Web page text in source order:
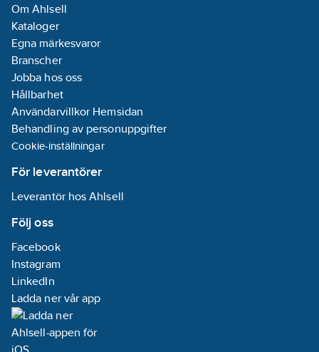
Om Ahlsell
Kataloger
Egna märkesvaror
Branscher
Jobba hos oss
Hållbarhet
Användarvillkor Hemsidan
Behandling av personuppgifter
Cookie-inställningar
För leverantörer
Leverantör hos Ahlsell
Följ oss
Facebook
Instagram
LinkedIn
Ladda ner vår app